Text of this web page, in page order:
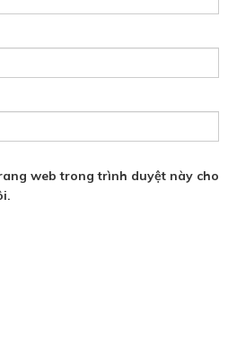
web trong trình duyệt này cho